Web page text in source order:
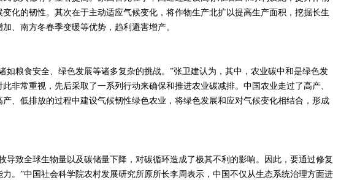
化的韧性。其次在于主动适应气候变化，将作物生产北扩以提高生产面积，挖掘长生
、南方冬春季变暖等优势，趋利避害增产。
粮食安全、绿色发展等诸多复杂的挑战。”张卫建认为，其中，农业碳中和是绿色发
非常重视，先后采取了一系列行动来确保和推进农业碳减排。中国农业走过了高产、
、低排放的过程中建设气候韧性绿色农业，将绿色发展和应对气候变化相结合，形成
致全球生物量以及碳储量下降，对碳循环造成了极其不利的影响。因此，要通过修复
。”中国社会科学院农村发展研究所原所长李周表示，中国不仅从生态系统治理方面进